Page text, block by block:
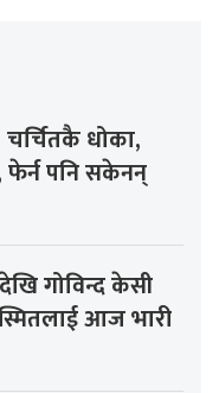
धोका,
फेर्न पनि सकेनन्
गोविन्द केसी
आज भारी